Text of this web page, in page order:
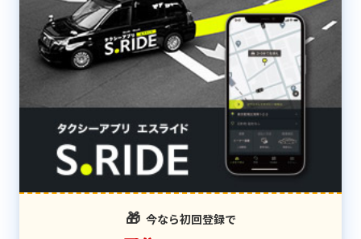
🎁 今なら初回登録で